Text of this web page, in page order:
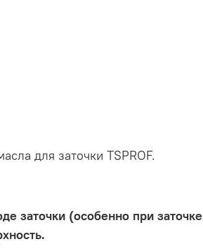
для заточки TSPROF.
заточки (особенно при